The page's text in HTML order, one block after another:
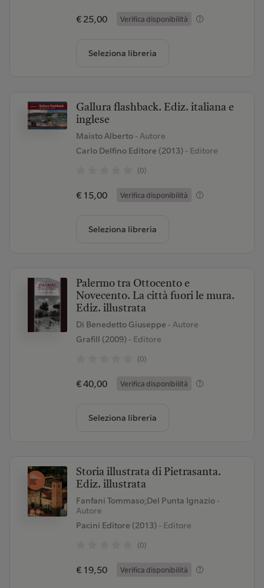
€ 25,00 Verifica disponibilità
Seleziona libreria
Gallura flashback. Ediz. italiana e
inglese
Maisto Alberto - Autore
Carlo Delfino Editore (2013)- Editore
(0)
€ 15,00 Verifica disponibilità
Seleziona libreria
Palermo tra Ottocento e
Novecento. La città fuori le mura.
Ediz. illustrata
Di Benedetto Giuseppe - Autore
Grafill (2009)- Editore
(0)
€ 40,00 Verifica disponibilità
Seleziona libreria
Storia illustrata di Pietrasanta.
Ediz. illustrata
Fanfani Tommaso;Del Punta Ignazio -
Autore
Pacini Editore (2013)- Editore
(0)
€ 19,50 Verifica disponibilità